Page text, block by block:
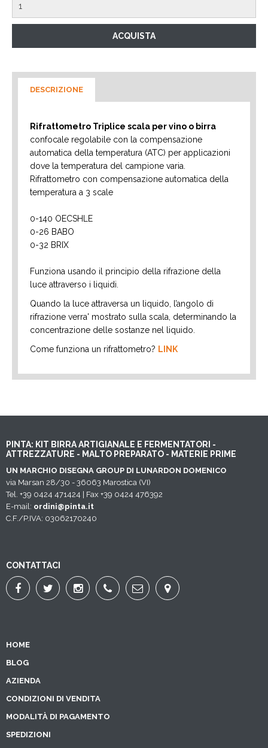
DESCRIZIONE
Rifrattometro Triplice scala per vino o birra
confocale regolabile con la compensazione
automatica della temperatura (ATC) per applicazioni
dove la temperatura del campione varia.
Rifrattometro con compensazione automatica della
temperatura a 3 scale
0-140 OECSHLE
0-26 BABO
0-32 BRIX
Funziona usando il principio della rifrazione della
luce attraverso i liquidi.
Quando la luce attraversa un liquido, l’angolo di
rifrazione verra' mostrato sulla scala, determinando la
concentrazione delle sostanze nel liquido.
Come funziona un rifrattometro? LINK
PINTA: KIT BIRRA ARTIGIANALE E FERMENTATORI -
ATTREZZATURE - MALTO PREPARATO - MATERIE PRIME
UN MARCHIO DISEGNA GROUP DI LUNARDON DOMENICO
via Marsan 28/30 - 36063 Marostica (VI)
Tel. +39 0424 471424 | Fax +39 0424 476392
E-mail: ordini@pinta.it
C.F./P.IVA: 03062170240
CONTATTACI
HOME
BLOG
AZIENDA
CONDIZIONI DI VENDITA
MODALITÀ DI PAGAMENTO
SPEDIZIONI